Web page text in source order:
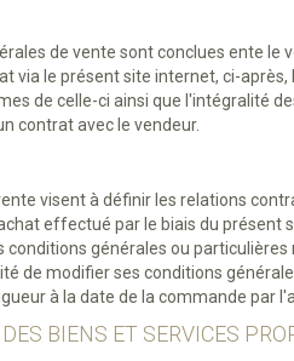
de vente sont conclues ente
via le présent site internet, ci-
de celle-ci ainsi que l'intégralité
contrat avec le vendeur.
visent à définir les relations
effectué par le biais du présent
générales ou
de modifier ses conditions
à la date de la commande par
BIENS ET SERVICES